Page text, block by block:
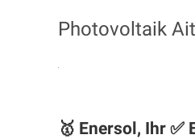
Photovoltaik
🥇 Enersol, Ihr